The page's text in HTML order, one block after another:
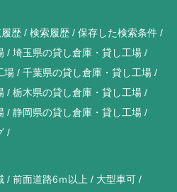
歴 検索履歴
保存した検索条件
埼玉県の貸し倉庫・貸し工場
場
千葉県の貸し倉庫・貸し工場
栃木県の貸し倉庫・貸し工場
静岡県の貸し倉庫・貸し工場
前面道路6ｍ以上
大型車可